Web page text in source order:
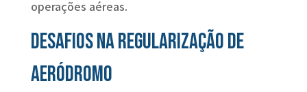
operações aéreas.
Desafios na regularização de
aeródromo